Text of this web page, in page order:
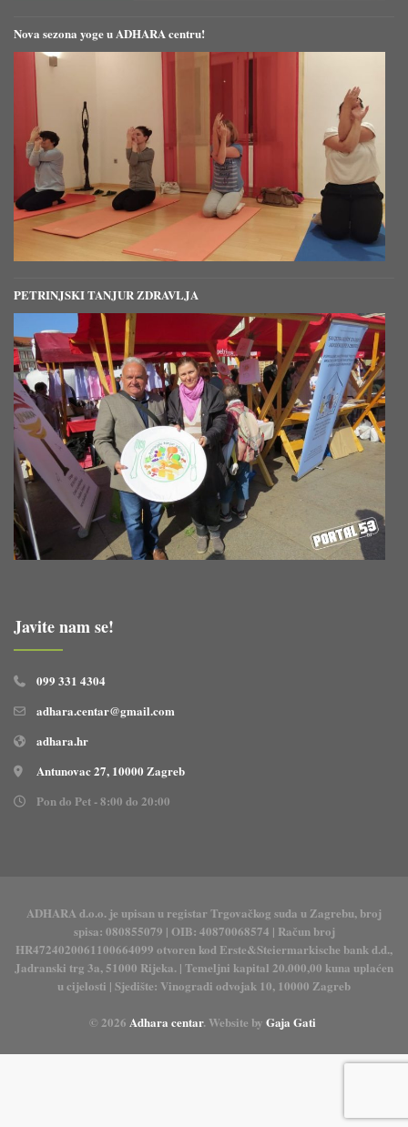
Nova sezona yoge u ADHARA centru!
PETRINJSKI TANJUR ZDRAVLJA
Javite nam se!
099 331 4304
adhara.centar@gmail.com
adhara.hr
Antunovac 27, 10000 Zagreb
Pon do Pet - 8:00 do 20:00
ADHARA d.o.o. je upisan u registar Trgovačkog suda u Zagrebu, broj
spisa: 080855079 | OIB: 40870068574 | Račun broj
HR4724020061100664099 otvoren kod Erste&Steiermarkische bank d.d.,
Jadranski trg 3a, 51000 Rijeka. | Temeljni kapital 20.000,00 kuna uplaćen
u cijelosti | Sjedište: Vinogradi odvojak 10, 10000 Zagreb
© 2026 Adhara centar. Website by Gaja Gati